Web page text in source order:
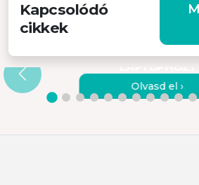
Kapcsolódó
cikkek
HOGYAN
MISURA
LAPTOPHOZ?
Olvasd el ›